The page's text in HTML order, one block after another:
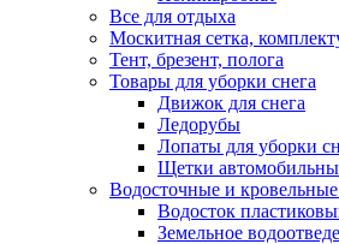
Все для отдыха
Москитная сетка,
Тент, брезент, полога
Товары для уборки снега
Движок для снега
Ледорубы
Лопаты для уборки
Щетки
Водосточные и
Водосток
Земельное